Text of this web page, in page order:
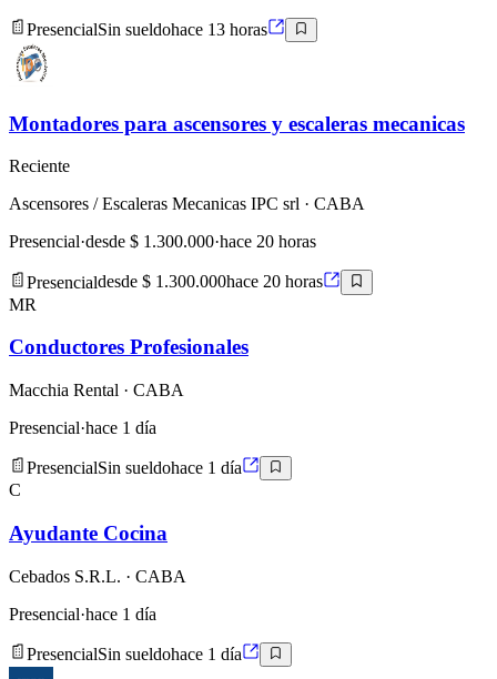
PresencialSin sueldohace 13 horas
Montadores para ascensores y escaleras mecanicas
Reciente
Ascensores / Escaleras Mecanicas IPC srl · CABA
Presencial·desde $ 1.300.000·hace 20 horas
Presencialdesde $ 1.300.000hace 20 horas
MR
Conductores Profesionales
Macchia Rental · CABA
Presencial·hace 1 día
PresencialSin sueldohace 1 día
C
Ayudante Cocina
Cebados S.R.L. · CABA
Presencial·hace 1 día
PresencialSin sueldohace 1 día